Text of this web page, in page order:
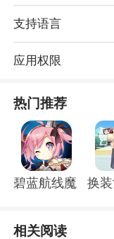
3、非常惊险的赛
避所有警车。
真正的豪华警车
游戏的驾驶感非
挑战。
操作：4.1
体验：4.3
支持语言
应用权限
热门推荐
碧蓝航线魔改r18
换装
相关阅读